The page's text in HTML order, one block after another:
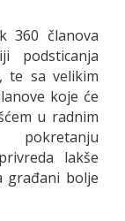
360 članova
podsticanja
te sa velikim
koje će
u radnim
pokretanju
lakše
građani bolje